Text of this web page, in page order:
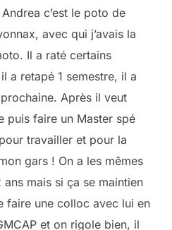
c’est le poto de
avec qui j’avais la
Il a raté certains
a retapé 1 semestre, il a
Après il veut
puis faire un Master spé
travailler et pour la
gars ! On a les mêmes
mais si ça se maintien
faire une colloc avec lui en
et on rigole bien, il